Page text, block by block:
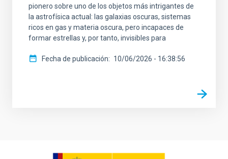
pionero sobre uno de los objetos más intrigantes de
la astrofísica actual: las galaxias oscuras, sistemas
ricos en gas y materia oscura, pero incapaces de
formar estrellas y, por tanto, invisibles para
Fecha de publicación 10/06/2026 - 16:38:56